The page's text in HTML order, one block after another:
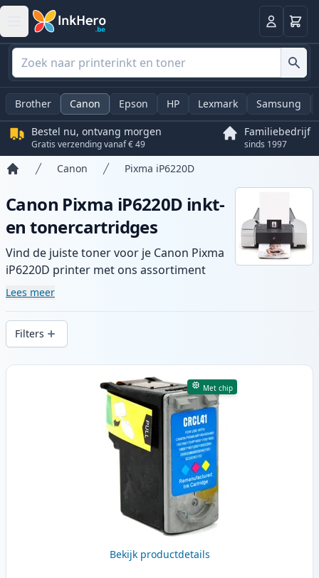
Log in
Brother Canon Epson HP Lexmark Samsung
Bestel nu, ontvang morgen
Gratis verzending vanaf € 49
Familiebedrijf
sinds 1997
Canon Pixma iP6220D
Canon Pixma iP6220D inkt-
en tonercartridges
Vind de juiste toner voor je Canon Pixma
iP6220D printer met ons assortiment
compatibele en high-yield cartridges.
snelle levering vanuit lokale voorraad in .
Lees meer
Filters
Producten
Met chip
Bekijk productdetails